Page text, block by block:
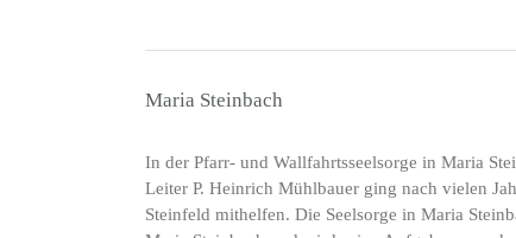
Maria Steinbach
In der Pfarr- und Wallfahrtsseelsorge in Maria
Leiter P. Heinrich Mühlbauer ging nach vielen
Steinfeld mithelfen. Die Seelsorge in Maria